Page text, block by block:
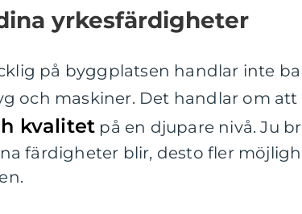
yrkesfärdigheter
på byggplatsen handlar inte
och maskiner. Det handlar om att
kvalitet på en djupare nivå. Ju
färdigheter blir, desto fler